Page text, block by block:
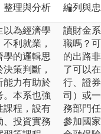
整理與分析
編列與忠
以為經濟學
利就業，
學的邏輯思
策判斷，
能力有助於
。本系也強
課程，設有
、投資實務
讀財金
職嗎？
的出路
了可以
行、證
司）或
務部門
參加國